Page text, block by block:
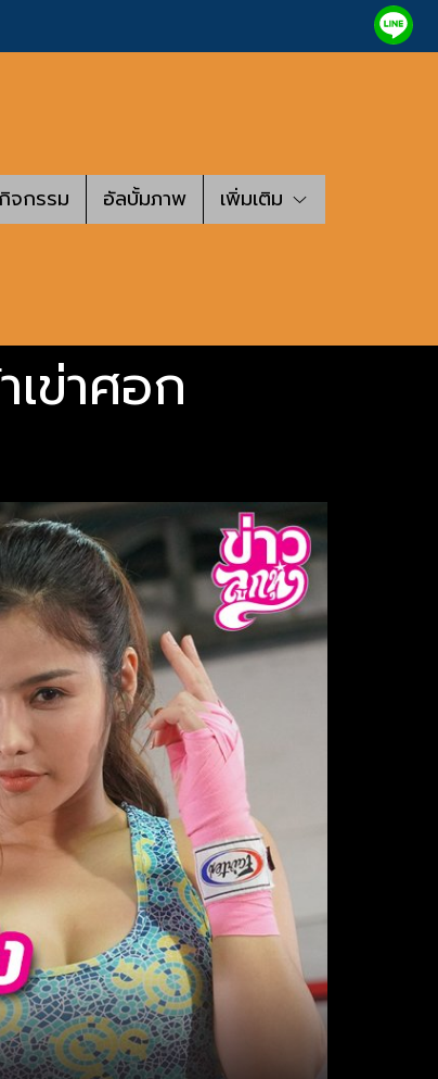
กิจกรรม อัลบั้มภาพ เพิ่มเติม
ข่าศอก